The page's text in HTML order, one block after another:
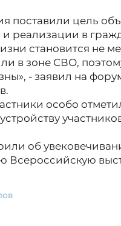
поставили цель
реализации в
становится не
в зоне СВО,
- заявил на
особо
об
Всероссийскую